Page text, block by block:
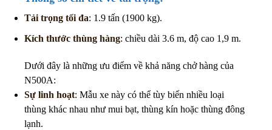
Tải trọng tối đa: 1.9 tấn (1900 kg).
Kích thước thùng hàng: chiều dài 3.6 m, độ cao 1,9 m.
Dưới đây là những ưu điểm về khả năng chở hàng của
N500A:
Sự linh hoạt: Mẫu xe này có thể tùy biến nhiều loại
thùng khác nhau như mui bạt, thùng kín hoặc thùng đông
lạnh.